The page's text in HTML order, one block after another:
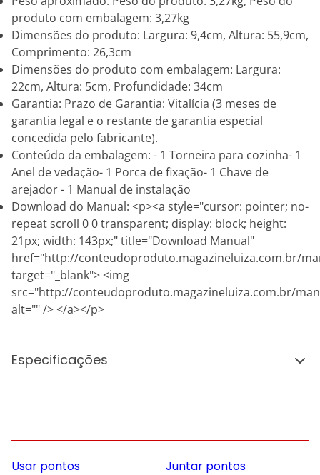
produto com embalagem: 3,27kg
Dimensões do produto: Largura: 9,4cm, Altura: 55,9cm,
Comprimento: 26,3cm
Dimensões do produto com embalagem: Largura:
22cm, Altura: 5cm, Profundidade: 34cm
Garantia: Prazo de Garantia: Vitalícia (3 meses de
garantia legal e o restante de garantia especial
concedida pelo fabricante).
Conteúdo da embalagem: - 1 Torneira para cozinha- 1
Anel de vedação- 1 Porca de fixação- 1 Chave de
arejador - 1 Manual de instalação
Download do Manual: <p><a style="cursor: pointer; no-
repeat scroll 0 0 transparent; display: block; height:
21px; width: 143px;" title="Download Manual"
href="http://conteudoproduto.magazineluiza.com.br/
target="_blank"> <img
src="http://conteudoproduto.magazineluiza.com.br/
alt="" /> </a></p>
Especificações
Usar pontos Juntar pontos